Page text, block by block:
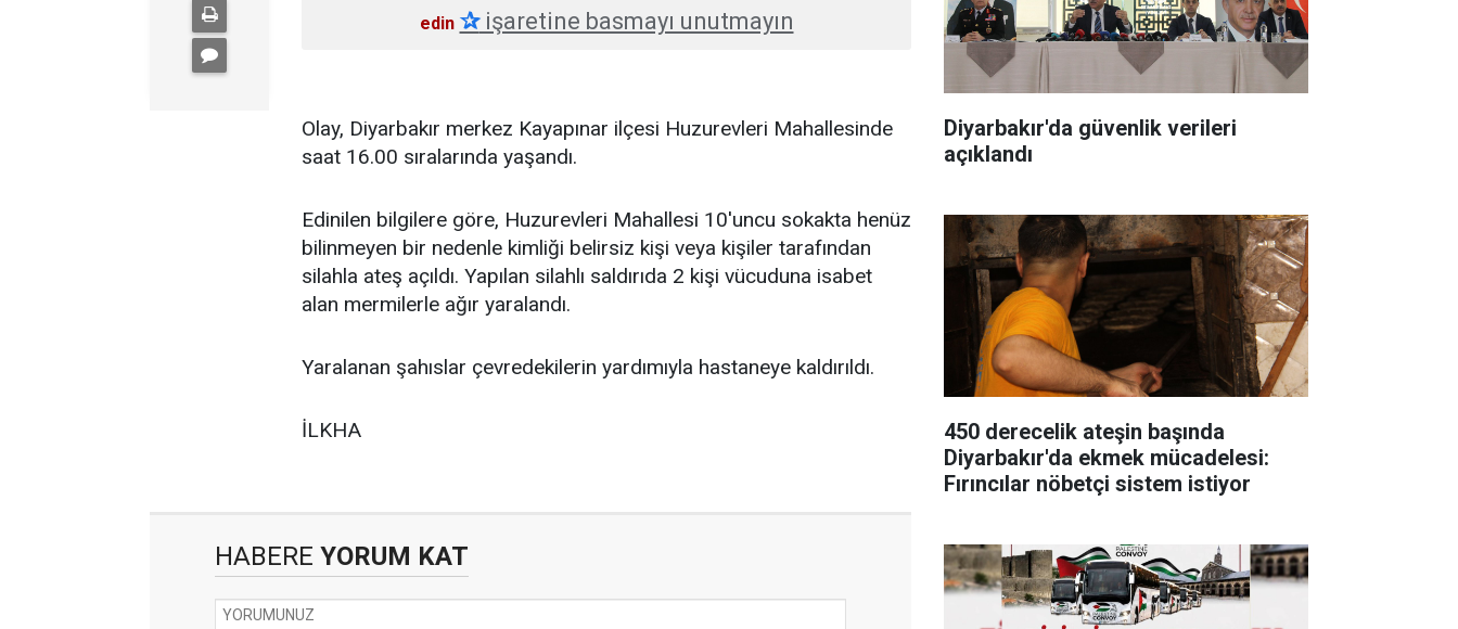
edin ✰işaretine basmayı unutmayın
Olay, Diyarbakır merkez Kayapınar ilçesi Huzurevleri Mahallesinde
saat 16.00 sıralarında yaşandı.
Edinilen bilgilere göre, Huzurevleri Mahallesi 10'uncu sokakta henüz
bilinmeyen bir nedenle kimliği belirsiz kişi veya kişiler tarafından
silahla ateş açıldı. Yapılan silahlı saldırıda 2 kişi vücuduna isabet
alan mermilerle ağır yaralandı.
Yaralanan şahıslar çevredekilerin yardımıyla hastaneye kaldırıldı.
İLKHA
HABERE YORUM KAT
Diyarbakır'da güvenlik verileri
açıklandı
450 derecelik ateşin başında
Diyarbakır'da ekmek mücadelesi:
Fırıncılar nöbetçi sistem istiyor